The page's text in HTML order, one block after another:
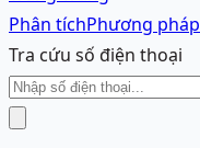
Phân tíchPhương pháp
Tra cứu số điện thoại